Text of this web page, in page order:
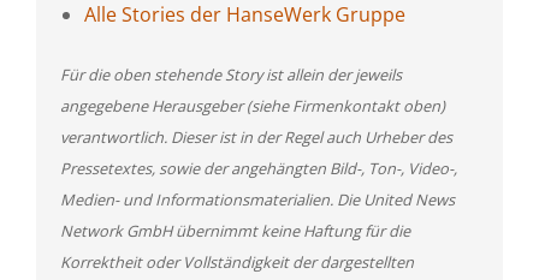
Alle Stories der HanseWerk Gruppe
Für die oben stehende Story ist allein der jeweils
angegebene Herausgeber (siehe Firmenkontakt oben)
verantwortlich. Dieser ist in der Regel auch Urheber des
Pressetextes, sowie der angehängten Bild-, Ton-, Video-,
Medien- und Informationsmaterialien. Die United News
Network GmbH übernimmt keine Haftung für die
Korrektheit oder Vollständigkeit der dargestellten